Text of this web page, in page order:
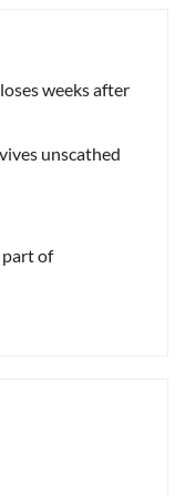
weeks after
unscathed
of